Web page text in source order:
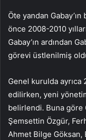
Öte yandan
önce 2008-2010
Gabay’ın ardından
görevi üstlenilmiş
Genel kurulda ayrıca
edilirken, yeni
belirlendi. Buna göre
Şemsettin Özgür,
Ahmet Bilge Göksan,